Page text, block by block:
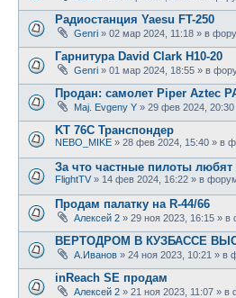
Радиостанция Yaesu FT-250
Genri » 02 мар 2024, 11:18 » в
Гарнитура David Clark H10-20
Genri » 01 мар 2024, 18:55 » в
Продан: самолет Piper Aztec
Maj. Evgeny Y » 29 фев 2024, 20:30
KT 76C Транспондер
NEBO_MIKE » 28 фев 2024, 15:40 » в
За что частные пилоты любят
FlightTV » 14 фев 2024, 16:22 » в
Продам палатку на R-44/66
Алексей 2 » 29 ноя 2023, 16:15 » в
ВЕРТОДРОМ В КУЗБАССЕ
А.Иванов » 24 ноя 2023, 10:21 » в
inReach SE продам
Алексей 2 » 21 ноя 2023, 11:07 » в